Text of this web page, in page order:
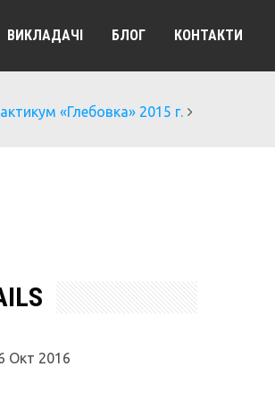
ВИКЛАДАЧІ БЛОГ КОНТАКТИ
«Глебовка» 2015 г.
Окт 2016